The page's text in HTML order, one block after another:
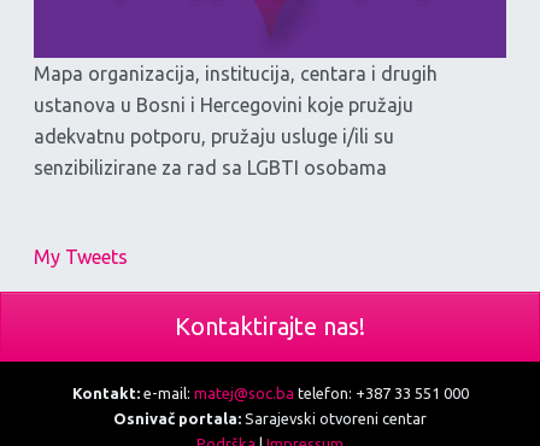
Mapa organizacija, institucija, centara i drugih
ustanova u Bosni i Hercegovini koje pružaju
adekvatnu potporu, pružaju usluge i/ili su
senzibilizirane za rad sa LGBTI osobama
My Tweets
Kontaktirajte nas!
Kontakt:e-mail: matej@soc.ba telefon: +387 33 551 000
Osnivač portala: Sarajevski otvoreni centar